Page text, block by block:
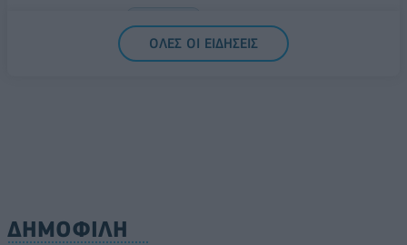
ΟΛΕΣ ΟΙ ΕΙΔΗΣΕΙΣ
ΔΗΜΟΦΙΛΗ